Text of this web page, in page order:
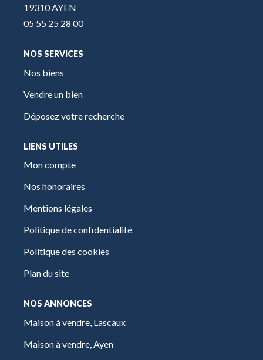
19310 AYEN
05 55 25 28 00
NOS SERVICES
Nos biens
Vendre un bien
Déposez votre recherche
LIENS UTILES
Mon compte
Nos honoraires
Mentions légales
Politique de confidentialité
Politique des cookies
Plan du site
NOS ANNONCES
Maison à vendre, Lascaux
Maison à vendre, Ayen